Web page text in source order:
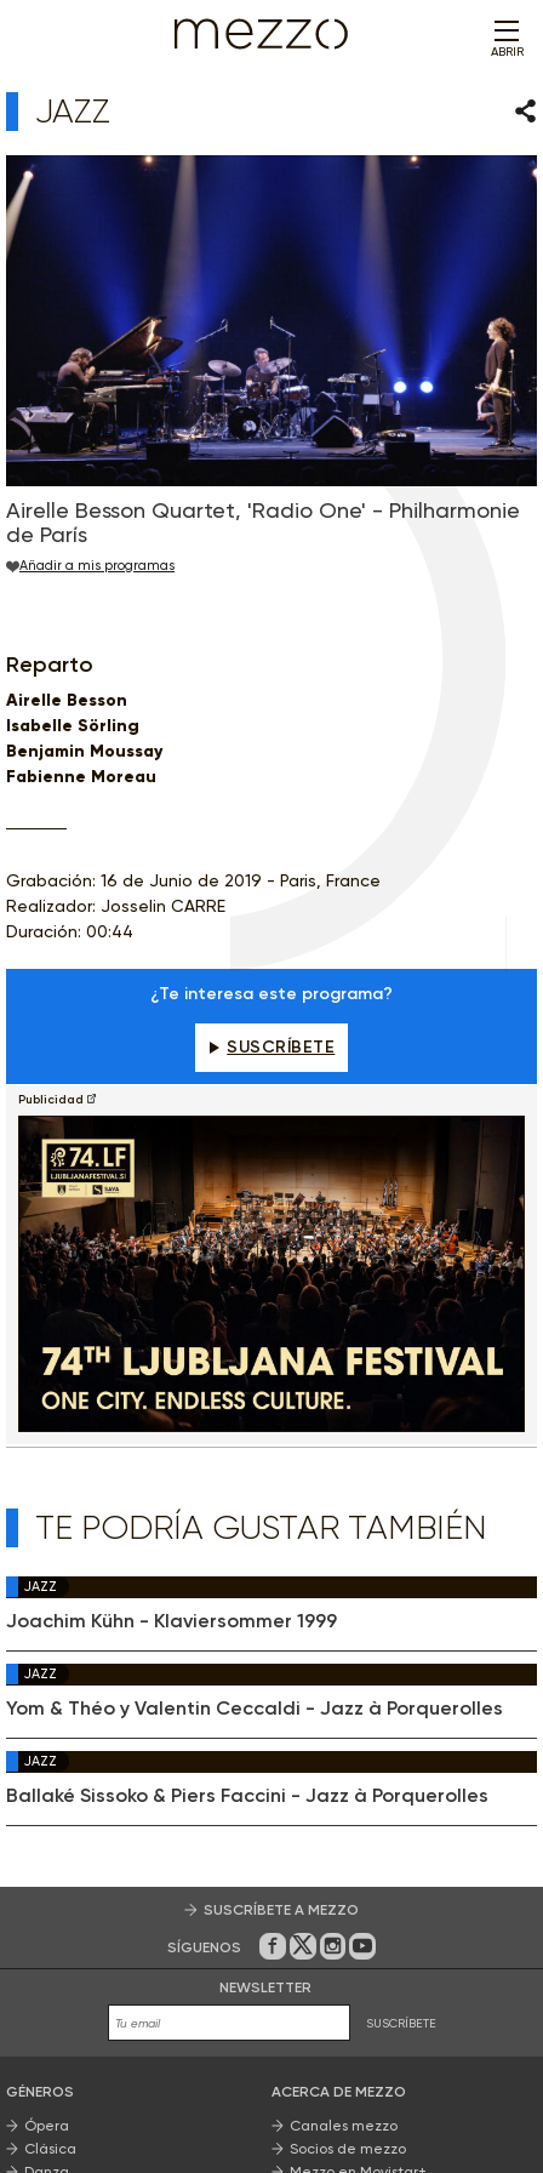
ABRIR
JAZZ
Airelle Besson Quartet, 'Radio One' - Philharmonie
de París
Añadir a mis programas
Reparto
Airelle Besson
Isabelle Sörling
Benjamin Moussay
Fabienne Moreau
Grabación: 16 de Junio de 2019 - Paris, France
Realizador: Josselin CARRE
Duración: 00:44
¿Te interesa este programa?
SUSCRÍBETE
Publicidad
TE PODRÍA GUSTAR TAMBIÉN
JAZZ
Joachim Kühn - Klaviersommer 1999
JAZZ
Yom & Théo y Valentin Ceccaldi - Jazz à Porquerolles
JAZZ
Ballaké Sissoko & Piers Faccini - Jazz à Porquerolles
SUSCRÍBETE A MEZZO
SÍGUENOS En Facebook
En Twitter
En Instagram
En Youtube
NEWSLETTER
SUSCRÍBETE
GÉNEROS
Ópera
Clásica
ACERCA DE MEZZO
Canales mezzo
Socios de mezzo